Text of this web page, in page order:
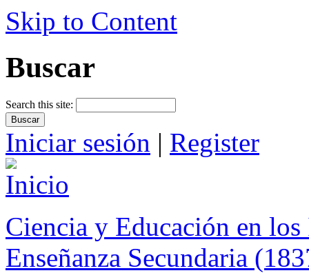
Skip to Content
Buscar
Search this site:
Iniciar sesión | Register
Ciencia y Educación en
Enseñanza Secundaria